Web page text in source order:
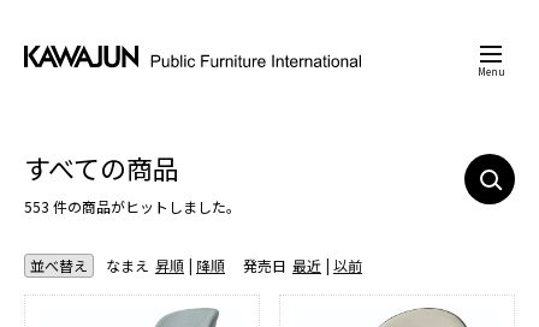
Menu
すべての商品
553 件の商品がヒットしました。
並べ替え なまえ 昇順 降順 発売日 最近 以前